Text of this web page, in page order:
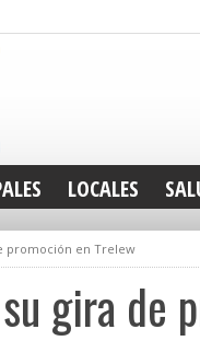
LOCALES
promoción en Trelew
gira de